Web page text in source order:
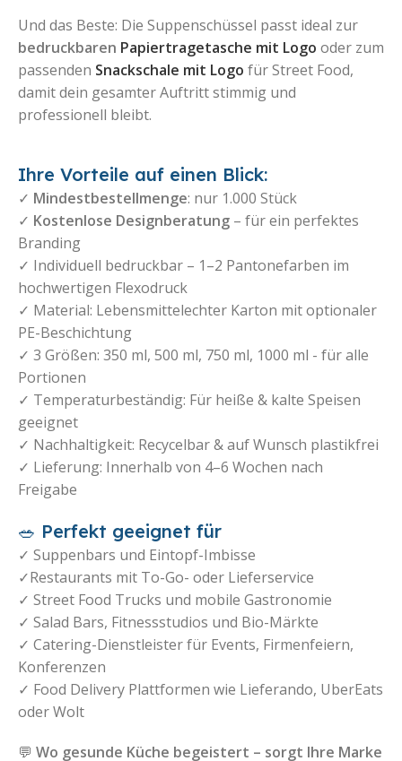
Und das Beste: Die Suppenschüssel passt ideal zur
bedruckbaren Papiertragetasche mit Logo oder zum
passenden Snackschale mit Logo für Street Food,
damit dein gesamter Auftritt stimmig und
professionell bleibt.
Ihre Vorteile auf einen Blick:
✓ Mindestbestellmenge: nur 1.000 Stück
✓ Kostenlose Designberatung – für ein perfektes
Branding
✓ Individuell bedruckbar – 1–2 Pantonefarben im
hochwertigen Flexodruck
✓ Material: Lebensmittelechter Karton mit optionaler
PE-Beschichtung
✓ 3 Größen: 350 ml, 500 ml, 750 ml, 1000 ml - für alle
Portionen
✓ Temperaturbeständig: Für heiße & kalte Speisen
geeignet
✓ Nachhaltigkeit: Recycelbar & auf Wunsch plastikfrei
✓ Lieferung: Innerhalb von 4–6 Wochen nach
Freigabe
🥗 Perfekt geeignet für
✓ Suppenbars und Eintopf-Imbisse
✓Restaurants mit To-Go- oder Lieferservice
✓ Street Food Trucks und mobile Gastronomie
✓ Salad Bars, Fitnessstudios und Bio-Märkte
✓ Catering-Dienstleister für Events, Firmenfeiern,
Konferenzen
✓ Food Delivery Plattformen wie Lieferando, UberEats
oder Wolt
💬 Wo gesunde Küche begeistert – sorgt Ihre Marke